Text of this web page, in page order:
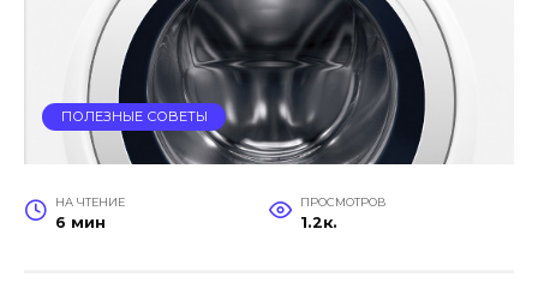
ПОЛЕЗНЫЕ СОВЕТЫ
НА ЧТЕНИЕ
6 мин
ПРОСМОТРОВ
1.2к.